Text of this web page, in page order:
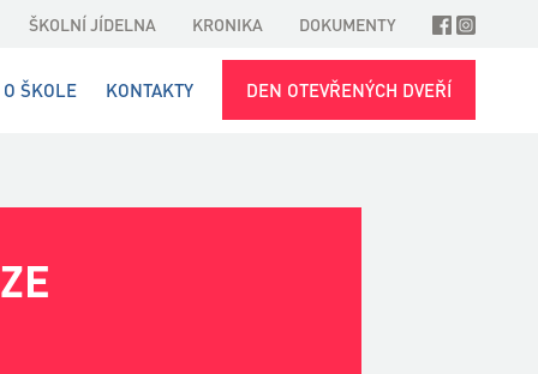
ŠKOLNÍ JÍDELNA KRONIKA DOKUMENTY
O ŠKOLE KONTAKTY DEN OTEVŘENÝCH DVEŘÍ